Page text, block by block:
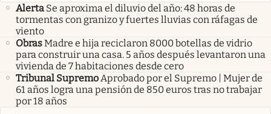
Alerta Se aproxima el diluvio del año: 48 horas de
tormentas con granizo y fuertes lluvias con ráfagas de
viento
ObrasMadre e hija reciclaron 8000 botellas de vidrio
para construir una casa. 5 años después levantaron una
vivienda de 7 habitaciones desde cero
Tribunal SupremoAprobado por el Supremo | Mujer de
61 años logra una pensión de 850 euros tras no trabajar
por 18 años